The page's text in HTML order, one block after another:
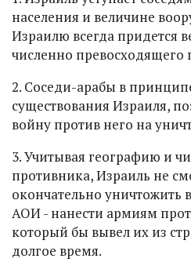
населения и величине
Израилю всегда придется
численно превосходящего
2. Соседи-арабы в
существования Израиля,
войну против него на
3. Учитывая географию и
противника, Израиль не
окончательно уничтожить
АОИ - нанести армиям
который бы вывел их из
долгое время.